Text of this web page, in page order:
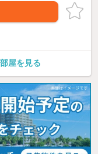
屋を見る